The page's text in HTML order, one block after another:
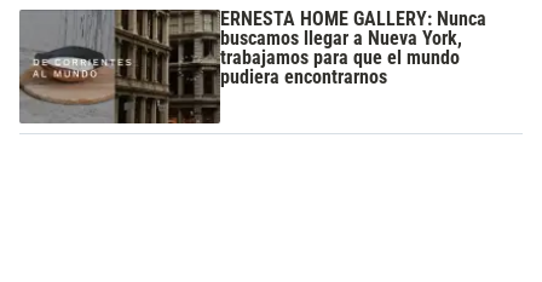
ERNESTA HOME GALLERY: Nunca
buscamos llegar a Nueva York,
trabajamos para que el mundo
pudiera encontrarnos